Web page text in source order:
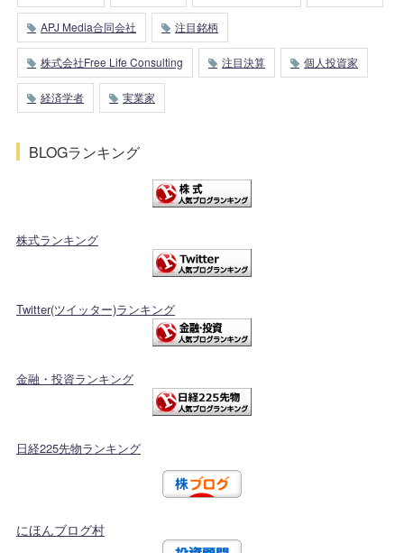
APJ Media合同会社 注目銘柄
株式会社Free Life Consulting 注目決算 個人投資家
経済学者 実業家
BLOGランキング
株式ランキング
Twitter(ツイッター)ランキング
金融・投資ランキング
日経225先物ランキング
にほんブログ村